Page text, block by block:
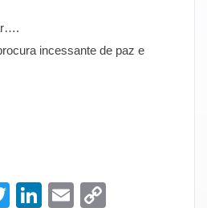
incessante de paz e
Twitter
LinkedIn
Email